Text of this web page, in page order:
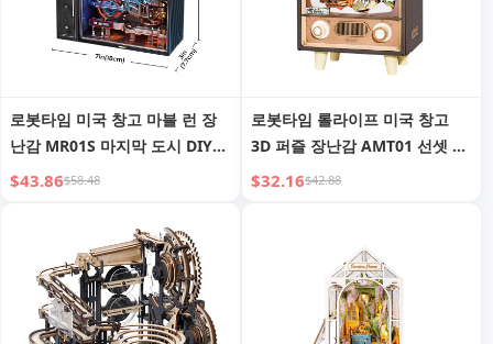
로봇타임 미국 창고 마블 런 장
난감 MR01S 마지막 도시 DIY
키트 기계식 3D 플라스틱 퍼즐
$43.86$58.48
로봇타임 롤라이프 미국 창고
3D 퍼즐 장난감 AMT01 선셋 카
니발 오르골 DIY 미니어처 하우
$32.16$42.88